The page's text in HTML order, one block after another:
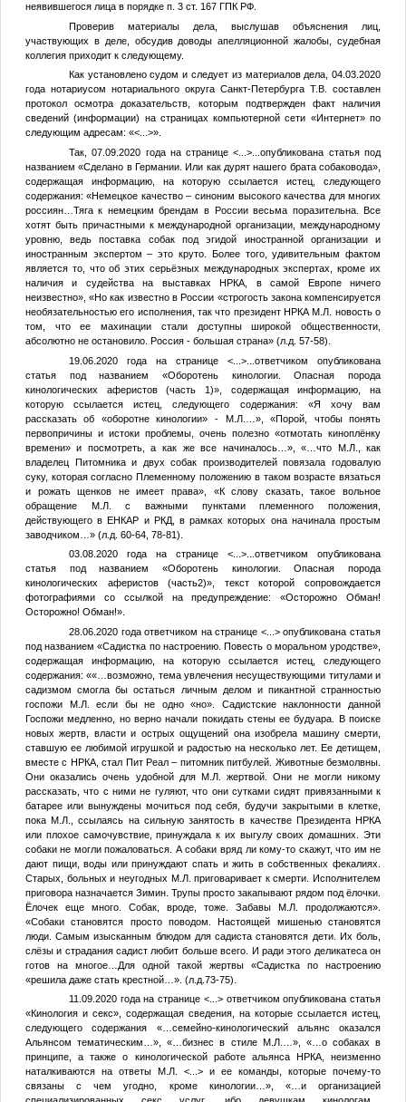
неявившегося лица в порядке п. 3 ст. 167 ГПК РФ.
Проверив материалы дела, выслушав объяснения лиц,
участвующих в деле, обсудив доводы апелляционной жалобы, судебная
коллегия приходит к следующему.
Как установлено судом и следует из материалов дела, 04.03.2020
года нотариусом нотариального округа Санкт-ПетербургаТ.В.
составлен
протокол осмотра доказательств, которым подтвержден факт наличия
сведений (информации) на страницах компьютерной сети «Интернет» по
следующим адресам: «<...>».
Так, 07.09.2020 года на странице<...> ...опубликована статья под
названием «Сделано в Германии. Или как дурят нашего брата собаковода»,
содержащая информацию, на которую ссылается истец, следующего
содержания: «Немецкое качество – синоним высокого качества для многих
россиян…Тяга к немецким брендам в России весьма поразительна. Все
хотят быть причастными к международной организации, международному
уровню, ведь поставка собак под эгидой иностранной организации и
иностранным экспертом – это круто. Более того, удивительным фактом
является то, что об этих серьёзных международных экспертах, кроме их
наличия и судейства на выставках НРКА, в самой Европе ничего
неизвестно», «Но как известно в России «строгость закона компенсируется
необязательностью его исполнения, так что президент НРКАМ.Л. новость о
том, что ее махинации стали доступны широкой общественности,
абсолютно не остановило. Россия - большая страна» (л.д. 57-58).
19.06.2020 года на странице<...> ...ответчиком опубликована
статья под названием «Оборотень кинологии. Опасная порода
кинологических аферистов (часть 1)», содержащая информацию, на
которую ссылается истец, следующего содержания: «Я хочу вам
рассказать об «оборотне кинологии» - М.Л.
…», «Порой, чтобы понять
первопричины и истоки проблемы, очень полезно «отмотать киноплёнку
времени» и посмотреть, а как же все начиналось…», «…что М.Л.
, как
владелец Питомника и двух собак производителей повязала годовалую
суку, которая согласно Племенному положению в таком возрасте вязаться
и рожать щенков не имеет права», «К слову сказать, такое вольное
обращение М.Л.
с важными пунктами племенного положения,
действующего в ЕНКАР и РКД, в рамках которых она начинала простым
заводчиком…» (л.д. 60-64, 78-81).
03.08.2020 года на странице<...> ...ответчиком опубликована
статья под названием «Оборотень кинологии. Опасная порода
кинологических аферистов (часть2)», текст которой сопровождается
фотографиями со ссылкой на предупреждение: «Осторожно Обман!
Осторожно! Обман!».
28.06.2020 года ответчиком на странице <...>опубликована статья
под названием «Садистка по настроению. Повесть о моральном уродстве»,
содержащая информацию, на которую ссылается истец, следующего
содержания: ««…возможно, тема увлечения несуществующими титулами и
садизмом смогла бы остаться личным делом и пикантной странностью
госпожи М.Л.
если бы не одно «но». Садистские наклонности данной
Госпожи медленно, но верно начали покидать стены ее будуара. В поиске
новых жертв, власти и острых ощущений она изобрела машину смерти,
ставшую ее любимой игрушкой и радостью на несколько лет. Ее детищем,
вместе с НРКА, стал Пит Реал – питомник питбулей. Животные безмолвны.
Они оказались очень удобной для М.Л.
жертвой. Они не могли никому
рассказать, что с ними не гуляют, что они сутками сидят привязанными к
батарее или вынуждены мочиться под себя, будучи закрытыми в клетке,
покаМ.Л.
, ссылаясь на сильную занятость в качестве Президента НРКА
или плохое самочувствие, принуждала к их выгулу своих домашних. Эти
собаки не могли пожаловаться. А собаки вряд ли кому-то скажут, что им не
дают пищи, воды или принуждают спать и жить в собственных фекалиях.
Старых, больных и неугодных М.Л. приговаривает к смерти. Исполнителем
приговора назначается Зимин. Трупы просто закапывают рядом под ёлочки.
Ёлочек еще много. Собак, вроде, тоже. ЗабавыМ.Л.
продолжаются».
«Собаки становятся просто поводом. Настоящей мишенью становятся
люди. Самым изысканным блюдом для садиста становятся дети. Их боль,
слёзы и страдания садист любит больше всего. И ради этого деликатеса он
готов на многое…Для одной такой жертвы «Садистка по настроению
«решила даже стать крестной…». (л.д.73-75).
11.09.2020 года на странице <...>ответчиком опубликована статья
«Кинология и секс», содержащая сведения, на которые ссылается истец,
следующего содержания «…семейно-кинологический альянс оказался
Альянсом тематическим…», «…бизнес в стиле М.Л.
…», «…о собаках в
принципе, а также о кинологической работе альянса НРКА, неизменно
наталкиваются на ответы М.Л. <...> и ее команды, которые почему-то
связаны с чем угодно, кроме кинологии…», «…и организацией